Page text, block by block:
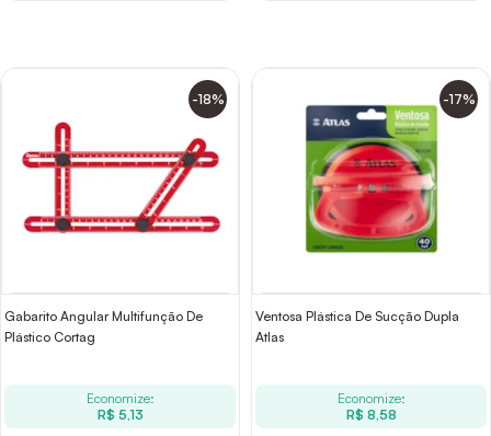
-18%
Gabarito Angular Multifunção De
Plástico Cortag
Economize:
R$ 5,13
-17%
Ventosa Plástica De Sucção Dupla
Atlas
Economize:
R$ 8,58